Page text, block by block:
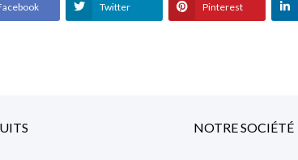
Twitter Pinterest
NOTRE SOCIÉTÉ